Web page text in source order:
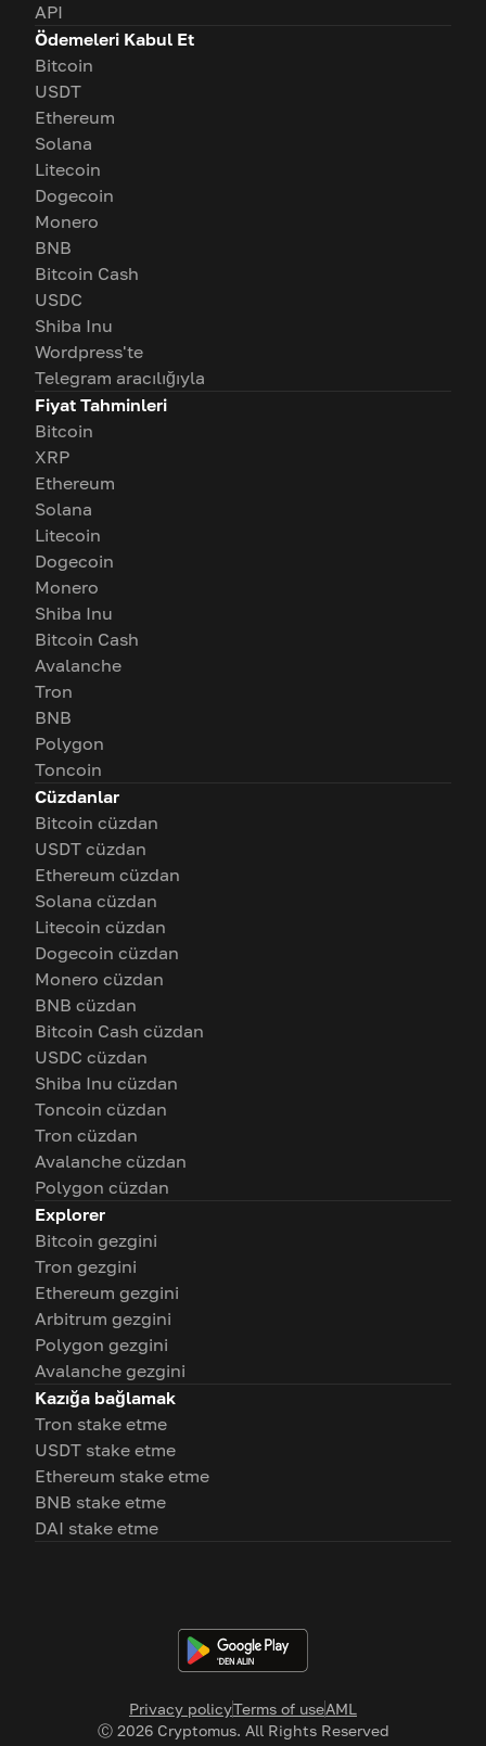
Privacy policyTerms of useAML
Ⓒ 2026Cryptomus. All Rights Reserved
API
Ödemeleri Kabul Et
Bitcoin
USDT
Ethereum
Solana
Litecoin
Dogecoin
Monero
BNB
Bitcoin Cash
USDC
Shiba Inu
Wordpress'te
Telegram aracılığıyla
Fiyat Tahminleri
Bitcoin
XRP
Ethereum
Solana
Litecoin
Dogecoin
Monero
Shiba Inu
Bitcoin Cash
Avalanche
Tron
BNB
Polygon
Toncoin
Cüzdanlar
Bitcoin cüzdan
USDT cüzdan
Ethereum cüzdan
Solana cüzdan
Litecoin cüzdan
Dogecoin cüzdan
Monero cüzdan
BNB cüzdan
Bitcoin Cash cüzdan
USDC cüzdan
Shiba Inu cüzdan
Toncoin cüzdan
Tron cüzdan
Avalanche cüzdan
Polygon cüzdan
Explorer
Bitcoin gezgini
Tron gezgini
Ethereum gezgini
Arbitrum gezgini
Polygon gezgini
Avalanche gezgini
Kazığa bağlamak
Tron stake etme
USDT stake etme
Ethereum stake etme
BNB stake etme
DAI stake etme